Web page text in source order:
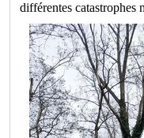
différentes catastrophes